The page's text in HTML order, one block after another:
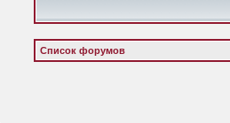
Список форумов